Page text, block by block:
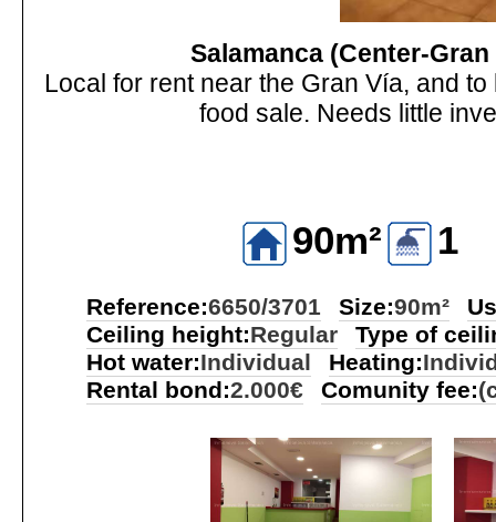
Salamanca (Center-Gran
Local for rent near the Gran Vía, and
food sale. Needs little
90m² 1
Reference:6650/3701 Size:90m²
Ceiling height:Regular
Type of
Hot water:Individual Heating:
Rental bond:2.000€ Comunity fee: